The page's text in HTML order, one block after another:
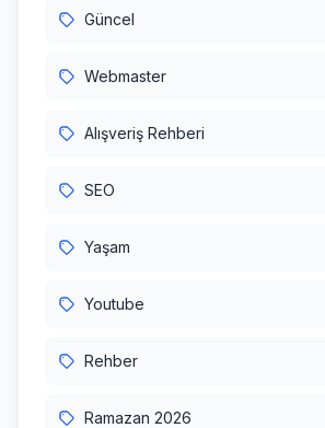
Güncel
Webmaster
Alışveriş Rehberi
SEO
Yaşam
Youtube
Rehber
Ramazan 2026